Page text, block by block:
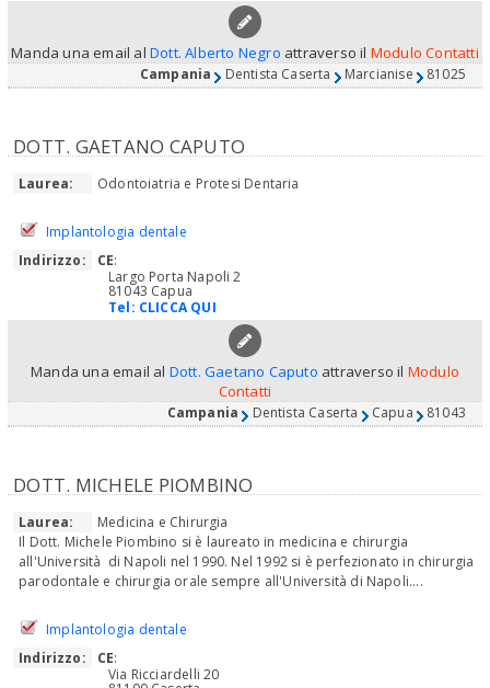
Manda una email alDott. Alberto Negro attraverso il Modulo Contatti
Campania Dentista Caserta Marcianise 81025
DOTT. GAETANO CAPUTO
Laurea: Odontoiatria e Protesi Dentaria
Implantologia dentale
Indirizzo:
CE:
Largo Porta Napoli 2
81043 Capua
Tel: CLICCA QUI
Manda una email al Dott. Gaetano Caputo attraverso il Modulo
Contatti
Campania Dentista Caserta Capua 81043
DOTT. MICHELE PIOMBINO
Laurea:
Medicina e Chirurgia
Il Dott. Michele Piombino si è laureato in medicina e chirurgia
all'Università di Napoli nel 1990. Nel 1992 si è perfezionato in chirurgia
parodontale e chirurgia orale sempre all'Università di Napoli....
Implantologia dentale
Indirizzo:
CE:
Via Ricciardelli 20